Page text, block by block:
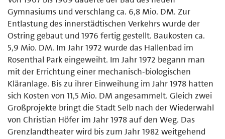
Gymnasiums und verschlang ca. 6,8 Mio. DM. Zur
Entlastung des innerstädtischen Verkehrs wurde der
Ostring gebaut und 1976 fertig gestellt. Baukosten ca.
5,9 Mio. DM. Im Jahr 1972 wurde das Hallenbad im
Rosenthal Park eingeweiht. Im Jahr 1972 begann man
mit der Errichtung einer mechanisch-biologischen
Kläranlage. Bis zu ihrer Einweihung im Jahr 1978 hatten
sich Kosten von 11,5 Mio. DM angesammelt. Gleich zwei
Großprojekte bringt die Stadt Selb nach der Wiederwahl
von Christian Höfer im Jahr 1978 auf den Weg. Das
Grenzlandtheater wird bis zum Jahr 1982 weitgehend